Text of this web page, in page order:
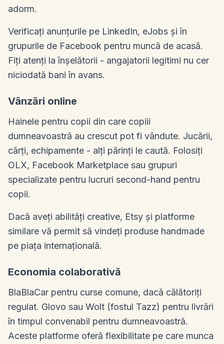
adorm.
Verificați anunțurile pe LinkedIn, eJobs și în
grupurile de Facebook pentru muncă de acasă.
Fiți atenți la înșelătorii - angajatorii legitimi nu cer
niciodată bani în avans.
Vânzări online
Hainele pentru copii din care copiii
dumneavoastră au crescut pot fi vândute. Jucării,
cărți, echipamente - alți părinți le caută. Folosiți
OLX, Facebook Marketplace sau grupuri
specializate pentru lucruri second-hand pentru
copii.
Dacă aveți abilități creative, Etsy și platforme
similare vă permit să vindeți produse handmade
pe piața internațională.
Economia colaborativă
BlaBlaCar pentru curse comune, dacă călătoriți
regulat. Glovo sau Wolt (fostul Tazz) pentru livrări
în timpul convenabil pentru dumneavoastră.
Aceste platforme oferă flexibilitate pe care munca